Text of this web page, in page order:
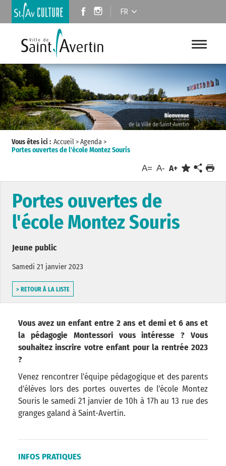
FR
Vous êtes ici : Accueil>Agenda>
Portes ouvertes de l'école Montez Souris
A= A- A+
Portes ouvertes de
l'école Montez Souris
Jeune public
Samedi 21 janvier 2023
> RETOUR À LA LISTE
Vous avez un enfant entre 2 ans et demi et 6 ans et
la pédagogie Montessori vous intéresse ? Vous
souhaitez inscrire votre enfant pour la rentrée 2023
?
Venez rencontrer l'équipe pédagogique et des parents
d'élèves lors des portes ouvertes de l'école Montez
Souris le samedi 21 janvier de 10h à 17h au 13 rue des
granges galand à Saint-Avertin.
INFOS PRATIQUES